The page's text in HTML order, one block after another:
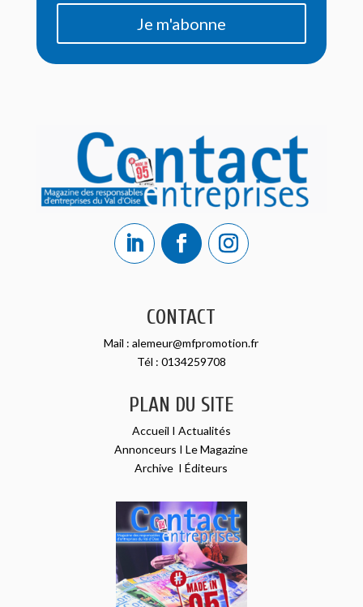
Je m'abonne
CONTACT
Mail :alemeur@mfpromotion.fr
Tél : 0134259708
PLAN DU SITE
Accueil I Actualités
Annonceurs ILe Magazine
Archive IÉditeurs